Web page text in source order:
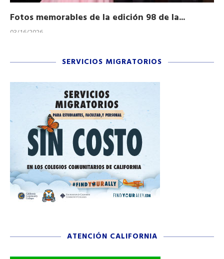
Fotos memorables de la edición 98 de la...
03/16/2026
SERVICIOS MIGRATORIOS
ATENCIÓN CALIFORNIA